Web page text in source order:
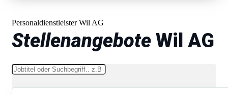
Personaldienstleister Wil AG
Stellenangebote Wil AG
Schlüsselwörter